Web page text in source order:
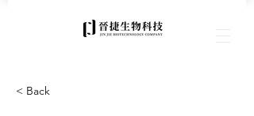
< Back